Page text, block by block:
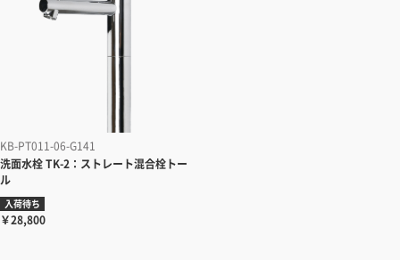
KB-PT011-06-G141
洗面水栓TK-2：ストレート混合栓トー
ル
入荷待ち
￥28,800